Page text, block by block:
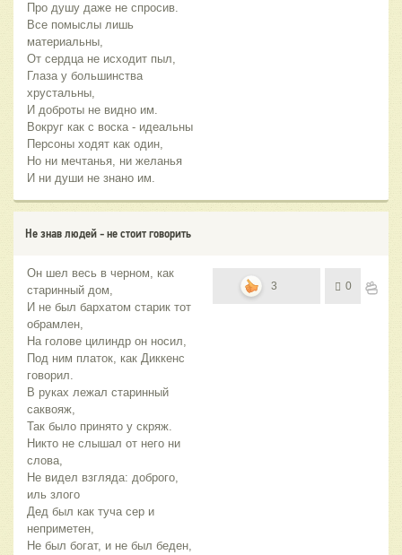
Про душу даже не спросив.
Все помыслы лишь
материальны,
От сердца не исходит пыл,
Глаза у большинства
хрустальны,
И доброты не видно им.
Вокруг как с воска - идеальны
Персоны ходят как один,
Но ни мечтанья, ни желанья
И ни души не знано им.
Не знав людей - не стоит говорить
Он шел весь в черном, как
старинный дом,
И не был бархатом старик тот
обрамлен,
На голове цилиндр он носил,
Под ним платок, как Диккенс
говорил.
В руках лежал старинный
саквояж,
Так было принято у скряж.
Никто не слышал от него ни
слова,
Не видел взгляда: доброго,
иль злого
Дед был как туча сер и
неприметен,
Не был богат, и не был беден,
3 0